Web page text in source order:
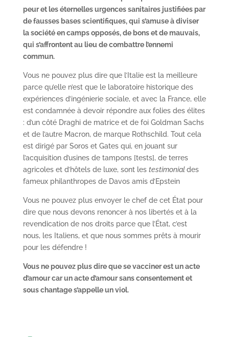
peur et les éternelles urgences sanitaires justifiées par
de fausses bases scientifiques, qui s’amuse à diviser
la société en camps opposés, de bons et de mauvais,
qui s’affrontent au lieu de combattre l’ennemi
commun.
Vous ne pouvez plus dire que l’Italie est la meilleure
parce qu’elle n’est que le laboratoire historique des
expériences d’ingénierie sociale, et avec la France, elle
est condamnée à devoir répondre aux folies des élites
: d’un côté Draghi de matrice et de foi Goldman Sachs
et de l’autre Macron, de marque Rothschild. Tout cela
est dirigé par Soros et Gates qui, en jouant sur
l’acquisition d’usines de tampons [tests], de terres
agricoles et d’hôtels de luxe, sont les testimonialdes
fameux philanthropes de Davos amis d’Epstein
Vous ne pouvez plus envoyer le chef de cet État pour
dire que nous devons renoncer à nos libertés et à la
revendication de nos droits parce que l’État, c’est
nous, les Italiens, et que nous sommes prêts à mourir
pour les défendre !
Vous ne pouvez plus dire que se vacciner est un acte
d’amour car un acte d’amour sans consentement et
sous chantage s’appelle un viol.